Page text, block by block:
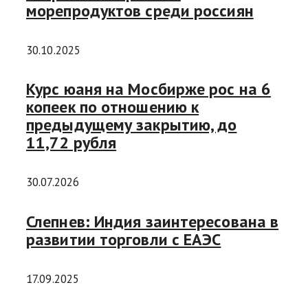
морепродуктов среди россиян
30.10.2025
Курс юаня на Мосбирже рос на 6
копеек по отношению к
предыдущему закрытию, до
11,72 рубля
30.07.2026
Слепнев: Индия заинтересована в
развитии торговли с ЕАЭС
17.09.2025